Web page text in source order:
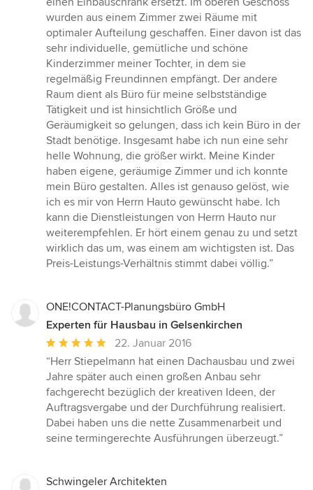
wurden aus einem Zimmer zwei Räume mit
optimaler Aufteilung geschaffen. Einer davon ist das
sehr individuelle, gemütliche und schöne
Kinderzimmer meiner Tochter, in dem sie
regelmäßig Freundinnen empfängt. Der andere
Raum dient als Büro für meine selbstständige
Tätigkeit und ist hinsichtlich Größe und
Geräumigkeit so gelungen, dass ich kein Büro in der
Stadt benötige. Insgesamt habe ich nun eine sehr
helle Wohnung, die größer wirkt. Meine Kinder
haben eigene, geräumige Zimmer und ich konnte
mein Büro gestalten. Alles ist genauso gelöst, wie
ich es mir von Herrn Hauto gewünscht habe. Ich
kann die Dienstleistungen von Herrn Hauto nur
weiterempfehlen. Er hört einem genau zu und setzt
wirklich das um, was einem am wichtigsten ist. Das
Preis-Leistungs-Verhältnis stimmt dabei völlig.”
ONE!CONTACT-Planungsbüro GmbH
Experten für Hausbau in Gelsenkirchen
Durchschnittliche
Bewertung:
5
von
5
Sternen
22. Januar 2016
“Herr Stiepelmann hat einen Dachausbau und zwei
Jahre später auch einen großen Anbau sehr
fachgerecht bezüglich der kreativen Ideen, der
Auftragsvergabe und der Durchführung realisiert.
Dabei haben uns die nette Zusammenarbeit und
seine termingerechte Ausführungen überzeugt.”
Schwingeler Architekten